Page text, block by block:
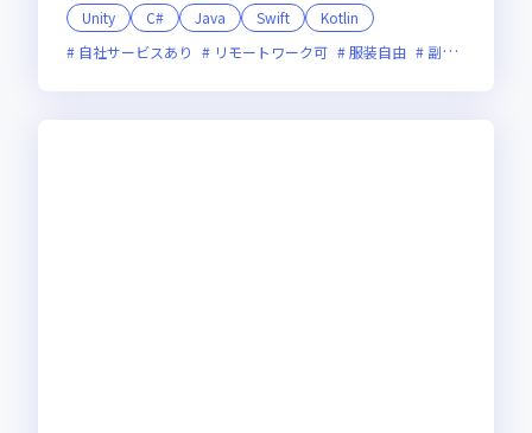
Unity
C# Java Swift
Kotlin
自社サービスあり
リモートワーク可 服装自由 副業可